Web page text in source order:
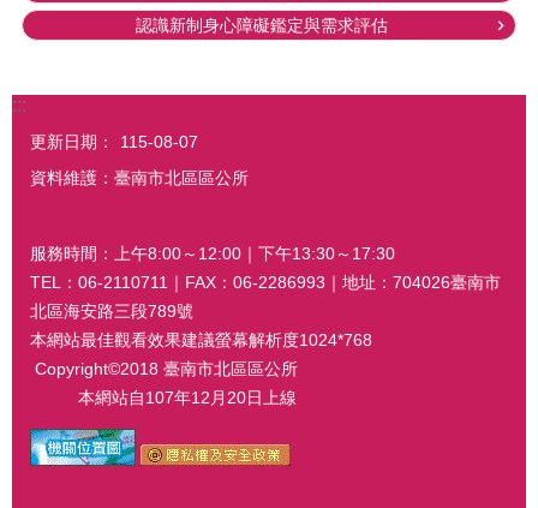
認識新制身心障礙鑑定與需求評估
:::
更新日期：
115-08-07
資料維護：臺南市北區區公所
服務時間：上午8:00～12:00｜下午13:30～17:30
TEL：06-2110711｜FAX：06-2286993｜地址：704026臺南市
北區海安路三段789號
本網站最佳觀看效果建議螢幕解析度1024*768
Copyright©2018 臺南市北區區公所
本網站自107年12月20日上線